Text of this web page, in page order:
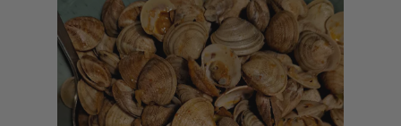
seinem kleinen, ungarischen Landgut an der
Donau. „Davon möchte man jedenfalls mehr
haben“, so der Kommentar unisono.